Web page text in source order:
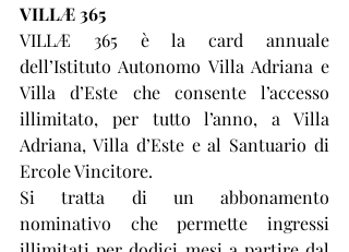
VILLÆ 365
VILLÆ 365 è la card annuale
dell’Istituto Autonomo Villa Adriana e
Villa d’Este che consente l’accesso
illimitato, per tutto l’anno, a Villa
Adriana, Villa d’Este e al Santuario di
Ercole Vincitore.
Si tratta di un abbonamento
nominativo che permette ingressi